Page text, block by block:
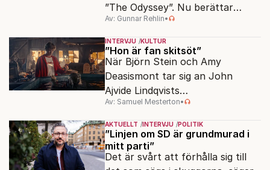
”The Odyssey”. Nu berättar
stjärnregissören om
fascinationen för Homeros
klassiska epos.
Av: Gunnar Rehlin•
INTERVJU KULTUR
”Hon är fan skitsöt”
När Björn Stein och Amy
Deasismont tar sig an John
Ajvide Lindqvists
sjöjungfruhistoria ”Sommaren
1985” korsas Saltkråkan med
Stephen King.
Av: Samuel Mesterton•
AKTUELLT INTERVJU POLITIK
”Linjen om SD är grundmurad i
mitt parti”
Det är svårt att förhålla sig till